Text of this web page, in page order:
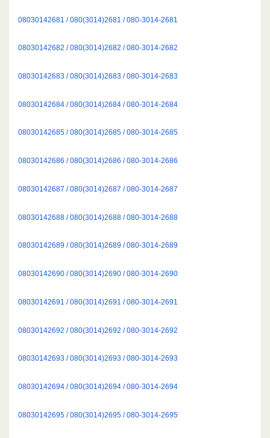
08030142681 / 080(3014)2681 / 080-3014-2681
08030142682 / 080(3014)2682 / 080-3014-2682
08030142683 / 080(3014)2683 / 080-3014-2683
08030142684 / 080(3014)2684 / 080-3014-2684
08030142685 / 080(3014)2685 / 080-3014-2685
08030142686 / 080(3014)2686 / 080-3014-2686
08030142687 / 080(3014)2687 / 080-3014-2687
08030142688 / 080(3014)2688 / 080-3014-2688
08030142689 / 080(3014)2689 / 080-3014-2689
08030142690 / 080(3014)2690 / 080-3014-2690
08030142691 / 080(3014)2691 / 080-3014-2691
08030142692 / 080(3014)2692 / 080-3014-2692
08030142693 / 080(3014)2693 / 080-3014-2693
08030142694 / 080(3014)2694 / 080-3014-2694
08030142695 / 080(3014)2695 / 080-3014-2695